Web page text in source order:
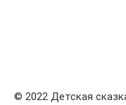
© 2022 Детская